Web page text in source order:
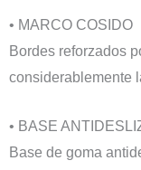
• MARCO COSIDO
Bordes reforzados
considerablemente
• BASE
Base de goma